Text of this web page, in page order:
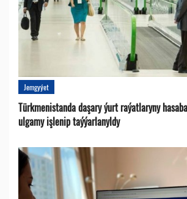
Jemgyýet
Türkmenistanda daşary ýurt raýatlaryny
ulgamy işlenip taýýarlanyldy